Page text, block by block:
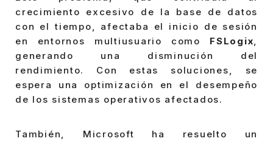
crecimiento excesivo de la base de datos
con el tiempo, afectaba el inicio de sesión
en entornos multiusuario como FSLogix
generando una disminución del
rendimiento. Con estas soluciones, se
espera una optimización en el desempeño
de los sistemas operativos afectados.
También, Microsoft ha resuelto un